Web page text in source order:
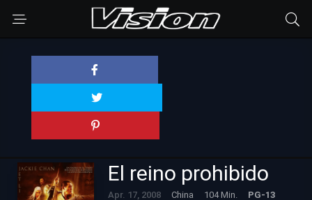
El reino prohibido
Apr. 17, 2008 China 104 Min. PG-13